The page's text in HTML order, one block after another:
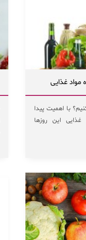
مواد غذایی
با اهمیت‌ پیدا
این روزها